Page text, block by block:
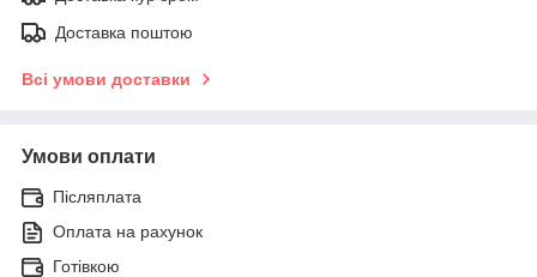
Доставка поштою
Всі умови доставки
Умови оплати
Післяплата
Оплата на рахунок
Готівкою